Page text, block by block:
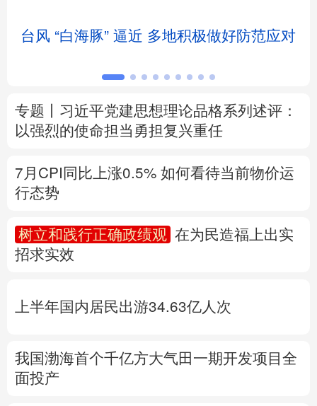
浙江 安徽 福建 江西
河南 湖北
广东 广西 海南 重庆
陕西
新疆 内蒙古
Русский язык 日本語 한국어
台风 “白海豚” 逼近 多地积极做好防范应对
专题丨 习近平党建思想理论品格系列述评：
以强烈的使命担当勇担复兴重任
7月CPI同比上涨0.5% 如何看待当前物价运
行态势
树立和践行正确政绩观
在为民造福上出实
招求实效
上半年国内居民出游34.63亿人次
我国渤海首个千亿方大气田一期开发项目全
面投产